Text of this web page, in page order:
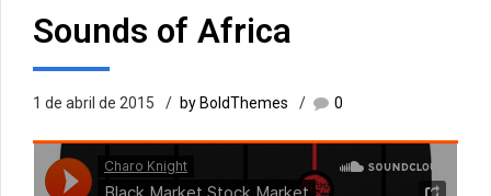
Sounds of Africa
1 de abril de 2015 by BoldThemes 0